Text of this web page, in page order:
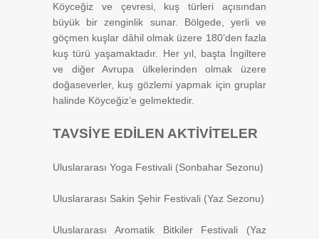
Köyceğiz ve çevresi, kuş türleri açısından
büyük bir zenginlik sunar. Bölgede, yerli ve
göçmen kuşlar dâhil olmak üzere 180’den fazla
kuş türü yaşamaktadır. Her yıl, başta İngiltere
ve diğer Avrupa ülkelerinden olmak üzere
doğaseverler, kuş gözlemi yapmak için gruplar
halinde Köyceğiz’e gelmektedir.
TAVSİYE EDİLEN AKTİVİTELER
Uluslararası Yoga Festivali (Sonbahar Sezonu)
Uluslararası Sakin Şehir Festivali (Yaz Sezonu)
Uluslararası Aromatik Bitkiler Festivali (Yaz